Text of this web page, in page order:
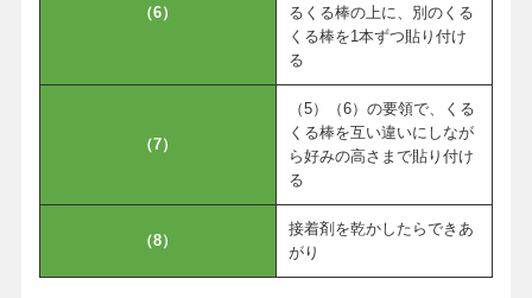
（6）
るくる棒の上に、別のくる
くる棒を1本ずつ貼り付け
る
（7）
（5）（6）の要領で、くる
くる棒を互い違いにしなが
ら好みの高さまで貼り付け
る
（8）
接着剤を乾かしたらできあ
がり